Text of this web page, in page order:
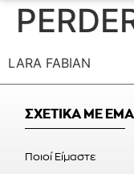
LARA FABIAN
ΣΧΕΤΙΚΑ ΜΕ
Ποιοί Είμαστε